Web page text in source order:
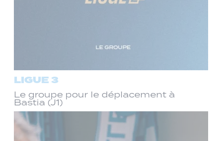
LIGUE 3
Le groupe pour le déplacement à
Bastia (J1)